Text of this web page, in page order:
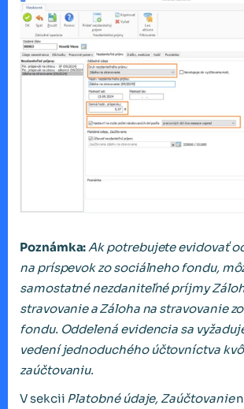
Poznámka: Ak potrebujete evidovať
na príspevok zo sociálneho fondu,
samostatné nezdaniteľné príjmy
stravovanie aZáloha na stravovanie
fondu. Oddelenáevidencia sa vyž
vedeníjednoduchého účtovníctva kvô
zaúčtovaniu.
V sekcii Platobné údaje, Zaúčtovanie